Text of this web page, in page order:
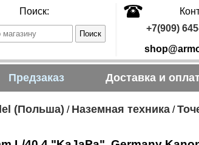
Поиск:
+7(909)
Предзаказ Доставка и
(Польша) / Наземная техника /